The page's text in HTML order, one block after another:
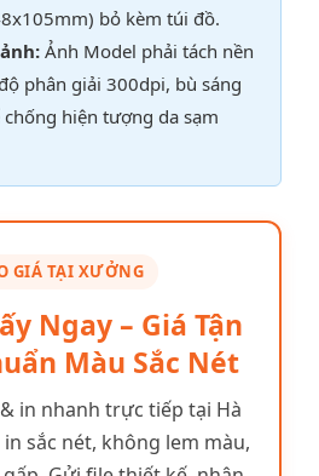
bỏ kèm túi đồ.
Ảnh Model phải tách nền
phân giải 300dpi, bù sáng
chống hiện tượng da sạm
GIÁ TẠI XƯỞNG
Ngay – Giá Tận
Màu Sắc Nét
in nhanh trực tiếp tại Hà
sắc nét, không lem màu,